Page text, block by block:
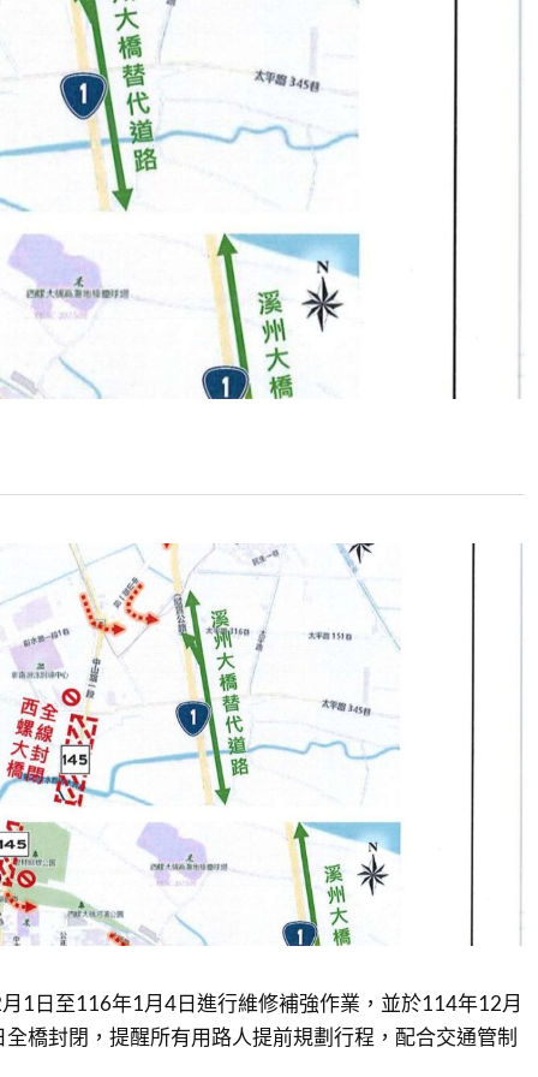
1日至116年1月4日進行維修補強作業，並於114年12月
橋封閉，提醒所有用路人提前規劃行程，配合交通管制